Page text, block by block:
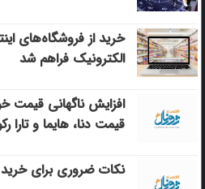
خرید از فروشگاه‌های
الکترونیک فراهم شد
افزایش ناگهانی قیمت
قیمت دنا، هایما و تارا
نکات ضروری برای خرید